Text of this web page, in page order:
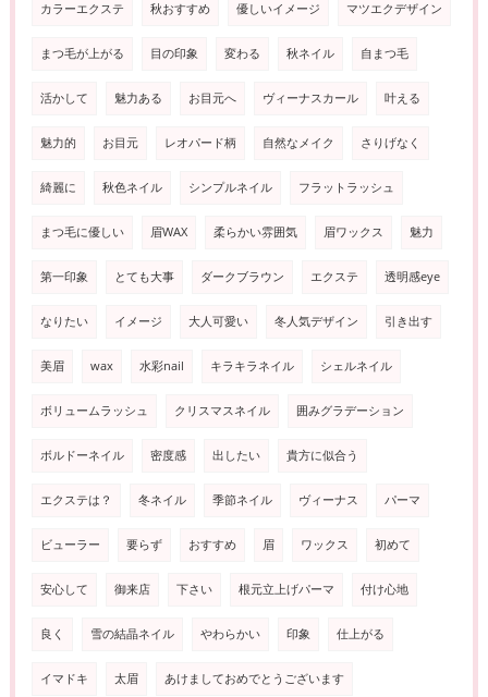
カラーエクステ 秋おすすめ 優しいイメージ マツエクデザイン
まつ毛が上がる 目の印象 変わる 秋ネイル 自まつ毛
活かして 魅力ある お目元へ ヴィーナスカール 叶える
魅力的 お目元 レオパード柄 自然なメイク さりげなく
綺麗に 秋色ネイル シンプルネイル フラットラッシュ
まつ毛に優しい 眉WAX 柔らかい雰囲気 眉ワックス 魅力
第一印象 とても大事 ダークブラウン エクステ 透明感eye
なりたい イメージ 大人可愛い 冬人気デザイン 引き出す
美眉 wax 水彩nail キラキラネイル シェルネイル
ボリュームラッシュ クリスマスネイル 囲みグラデーション
ボルドーネイル 密度感 出したい 貴方に似合う
エクステは？ 冬ネイル 季節ネイル ヴィーナス パーマ
ビューラー 要らず おすすめ 眉 ワックス 初めて
安心して 御来店 下さい 根元立上げパーマ 付け心地
良く 雪の結晶ネイル やわらかい 印象 仕上がる
イマドキ 太眉 あけましておめでとうございます